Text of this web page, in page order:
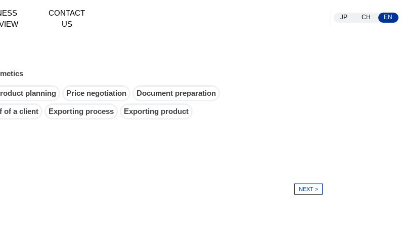
と中国の貿易・ビジネスコンサルタントに強みがあり、化粧品、保健食品のメーカーとしても国内外に販売展開して
CONTACT
US
JP CH EN
planning Price negotiation Document preparation
of a client Exporting process Exporting product
NEXT >